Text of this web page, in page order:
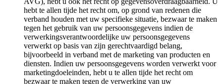
hebt te allen tijde het recht om, op grond van redenen die
verband houden met uw specifieke situatie, bezwaar te maken
tegen het gebruik van uw persoonsgegevens indien de
verwerkingsverantwoordelijke uw persoonsgegevens
verwerkt op basis van zijn gerechtvaardigd belang,
bijvoorbeeld in verband met de marketing van producten en
diensten. Indien uw persoonsgegevens worden verwerkt voor
marketingdoeleinden, hebt u te allen tijde het recht om
bezwaar te maken tegen de verwerking van uw